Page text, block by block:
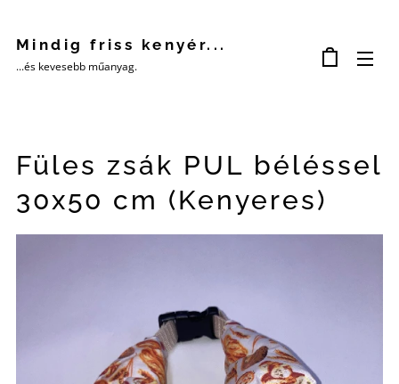
Mindig friss kenyér...
...és kevesebb műanyag.
Füles zsák PUL béléssel
30x50 cm (Kenyeres)